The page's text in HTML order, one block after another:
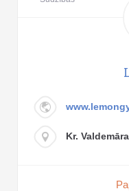
Kr.